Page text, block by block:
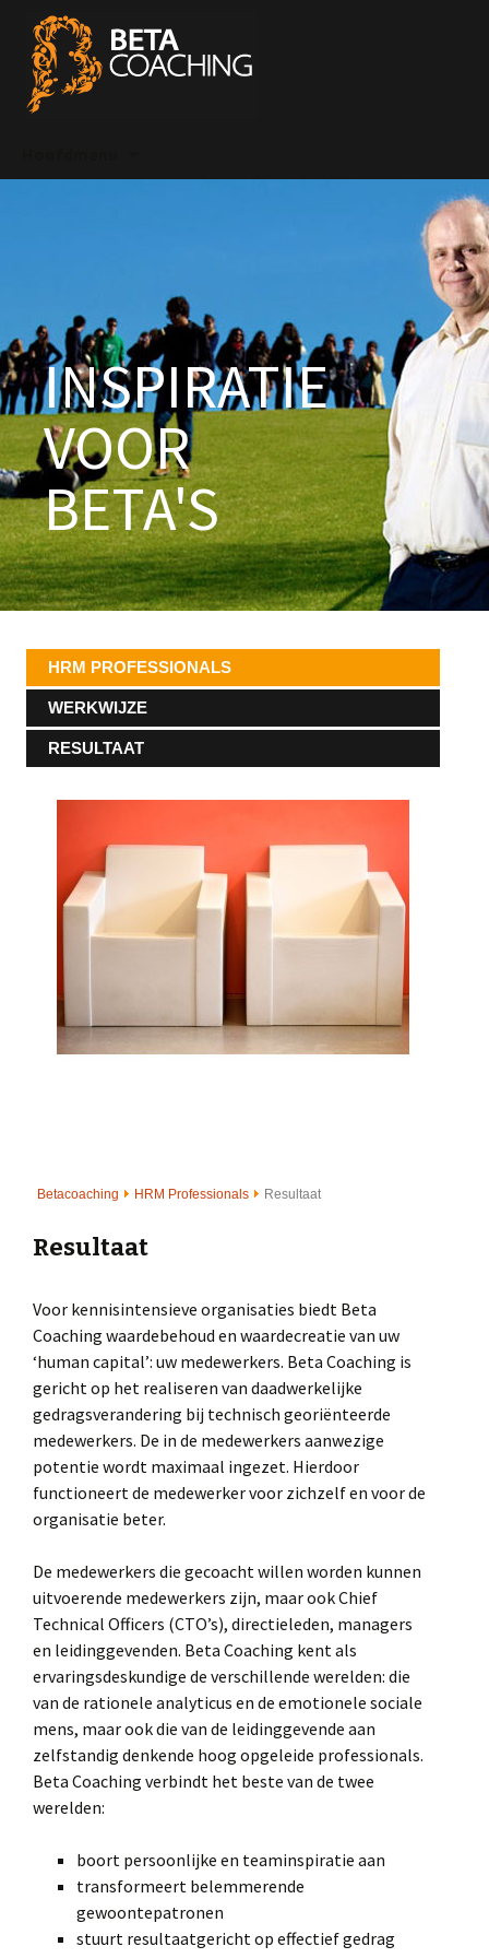
INSPIRATIE
VOOR
BETA'S
HRM PROFESSIONALS
WERKWIJZE
RESULTAAT
Betacoaching HRM Professionals Resultaat
Resultaat
Voor kennisintensieve organisaties biedt Beta
Coaching waardebehoud en waardecreatie van uw
‘human capital’: uw medewerkers. Beta Coaching is
gericht op het realiseren van daadwerkelijke
gedragsverandering bij technisch georiënteerde
medewerkers. De in de medewerkers aanwezige
potentie wordt maximaal ingezet. Hierdoor
functioneert de medewerker voor zichzelf en voor de
organisatie beter.
De medewerkers die gecoacht willen worden kunnen
uitvoerende medewerkers zijn, maar ook Chief
Technical Officers (CTO’s), directieleden, managers
en leidinggevenden. Beta Coaching kent als
ervaringsdeskundige de verschillende werelden: die
van de rationele analyticus en de emotionele sociale
mens, maar ook die van de leidinggevende aan
zelfstandig denkende hoog opgeleide professionals.
Beta Coaching verbindt het beste van de twee
werelden:
boort persoonlijke en teaminspiratie aan
transformeert belemmerende
gewoontepatronen
stuurt resultaatgericht op effectief gedrag